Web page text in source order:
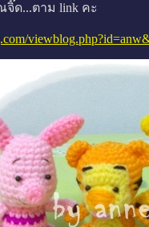
ด...ตาม link คะ